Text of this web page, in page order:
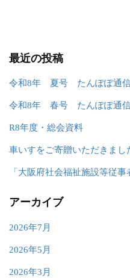
最近の投稿
令和8年 夏号 たんぽぽ通
令和8年 春号 たんぽぽ通
R8年度・総会資料
車いすをご寄贈いただきまし
「大阪府社会福祉施設等従
アーカイブ
2026年7月
2026年5月
2026年3月